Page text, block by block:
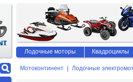
Мотоконтинент Лодочные
Лодочные моторы Квадроциклы